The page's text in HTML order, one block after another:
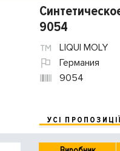
9054
LIQUI MOLY
Германия
9054
УСІ ПРОПОЗИЦІЇ